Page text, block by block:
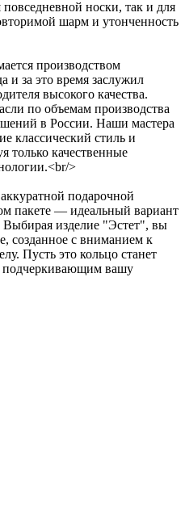
носки, так и для
шарм и утонченность
производством
и за это время заслужил
высокого качества.
по объемам производства
в России. Наши мастера
классический стиль и
только качественные
>
подарочной
пакете — идеальный вариант
Выбирая изделие "Эстет", вы
созданное с вниманием к
Пусть это кольцо станет
вашу